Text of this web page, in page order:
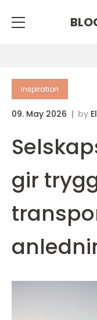
inspiration
09. May 2026 by
gir